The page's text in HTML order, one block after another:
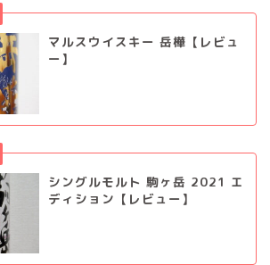
マルスウイスキー 岳樺【レビュ
ー】
シングルモルト 駒ヶ岳 2021 エ
ディション【レビュー】